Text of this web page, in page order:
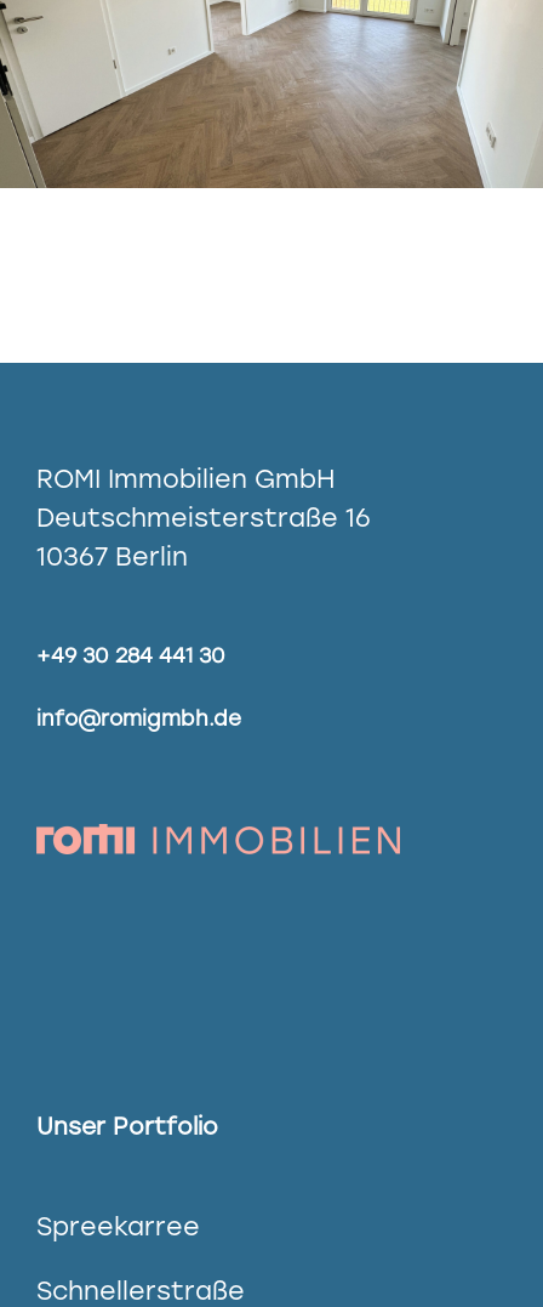
ROMI Immobilien GmbH
Deutschmeisterstraße 16
10367 Berlin
+49 30 284 441 30
info@romigmbh.de
Unser Portfolio
Spreekarree
Schnellerstraße